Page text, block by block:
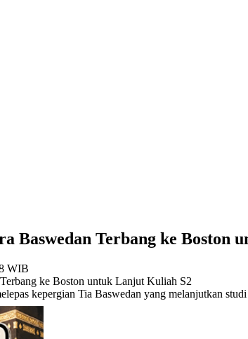
Baswedan Terbang ke Boston
WIB
kepergian Tia Baswedan yang melanjutkan